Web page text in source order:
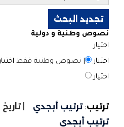
نصوص وطنية و دولية
اختيار
اختيار
| نصوص وطنية فقط اختيار
اختيار
ترتيب: ترتيب أبجدي | تاريخ
ترتيب أبجدي